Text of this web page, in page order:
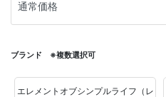
ブランド ※複数選択可
エレメントオブシンプルライフ（レ